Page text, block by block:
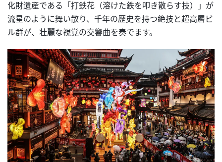
化財遺産である「打鉄花（溶けた鉄を叩き散らす技）」が
流星のように舞い散り、千年の歴史を持つ絶技と超高層ビ
ル群が、壮麗な視覚の交響曲を奏でます。